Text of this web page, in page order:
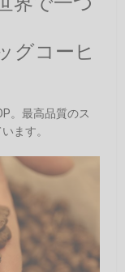
グコーヒ
。最高品質のス
ます。